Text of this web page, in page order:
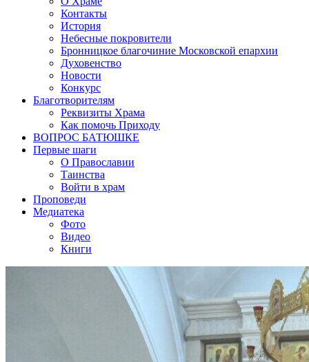
Контакты
История
Небесные покровители
Бронницкое благочиние Московской епархии
Духовенство
Новости
Конкурс
Благотворителям
Реквизиты Храма
Как помочь Приходу
ВОПРОС БАТЮШКЕ
Первые шаги
О Православии
Таинства
Войти в храм
Проповеди
Медиатека
Фото
Видео
Книги